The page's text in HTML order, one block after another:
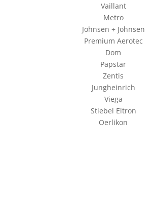
Vaillant
Metro
Johnsen + Johnsen
Premium Aerotec
Dom
Papstar
Zentis
Jungheinrich
Viega
Stiebel Eltron
Oerlikon